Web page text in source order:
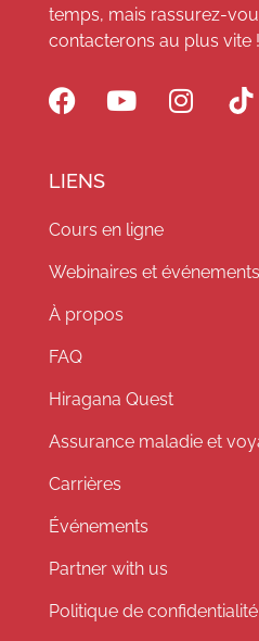
temps, mais rassurez-
contacterons au plus vite !
LIENS
Cours en ligne
Webinaires et événements
À propos
FAQ
Hiragana Quest
Assurance maladie et
Carrières
Événements
Partner with us
Politique de confidentialité